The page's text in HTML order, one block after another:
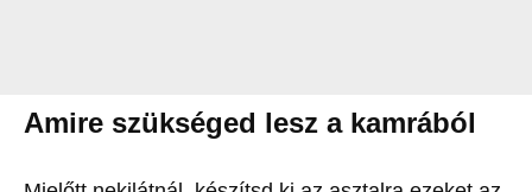
Amire szükséged lesz a kamrából